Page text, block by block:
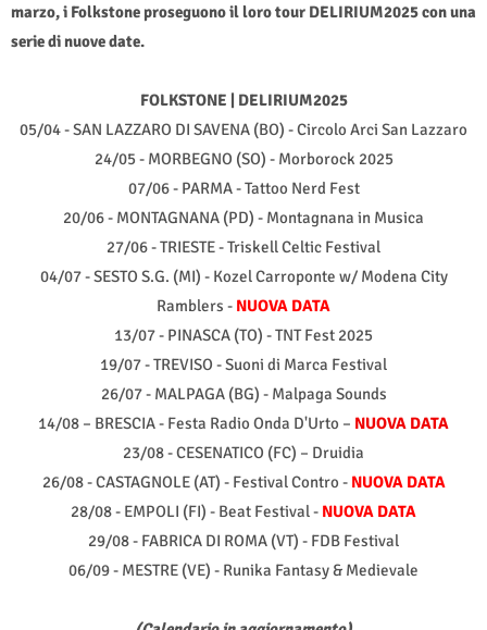
marzo, i Folkstone proseguono il loro tour DELIRIUM2025 con una
serie di nuove date.
FOLKSTONE | DELIRIUM2025
05/04 - SAN LAZZARO DI SAVENA (BO) - Circolo Arci San Lazzaro
24/05 - MORBEGNO (SO) - Morborock 2025
07/06 - PARMA - Tattoo Nerd Fest
20/06 - MONTAGNANA (PD) - Montagnana in Musica
27/06 - TRIESTE - Triskell Celtic Festival
04/07 - SESTO S.G. (MI) - Kozel Carroponte w/ Modena City
Ramblers - NUOVA DATA
13/07 - PINASCA (TO) - TNT Fest 2025
19/07 - TREVISO - Suoni di Marca Festival
26/07 - MALPAGA (BG) - Malpaga Sounds
14/08 – BRESCIA - Festa Radio Onda D'Urto – NUOVA DATA
23/08 - CESENATICO (FC) – Druidia
26/08 - CASTAGNOLE (AT) - Festival Contro - NUOVA DATA
28/08 - EMPOLI (FI) - Beat Festival - NUOVA DATA
29/08 - FABRICA DI ROMA (VT) - FDB Festival
06/09 - MESTRE (VE) - Runika Fantasy & Medievale